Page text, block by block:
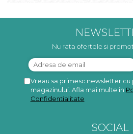
Nu rata ofertele si
Vreau sa primesc newsletter
magazinului. Afla mai multe in
Confidentialitate
SOCIAL